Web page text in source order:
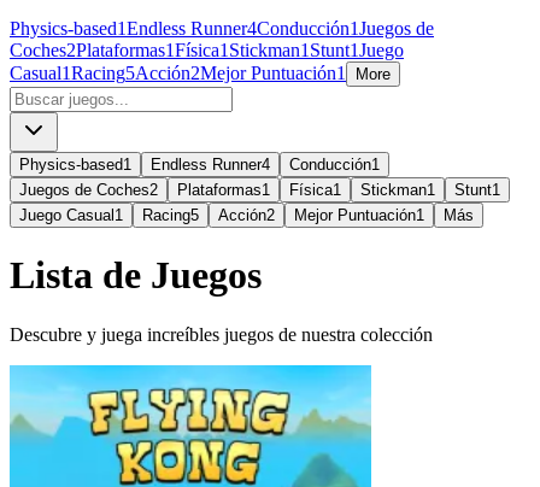
Physics-based1Endless Runner4Conducción1Juegos de
Coches2Plataformas1Física1 Stickman1 Stunt1Juego
Casual1Racing5Acción2Mejor Puntuación1 More
Physics-based1 Endless Runner4 Conducción1
Juegos de Coches2 Plataformas1 Física1 Stickman1 Stunt1
Juego Casual 1 Racing5 Acción2 Mejor Puntuación1 Más
Lista de Juegos
Descubre y juega increíbles juegos de nuestra colección